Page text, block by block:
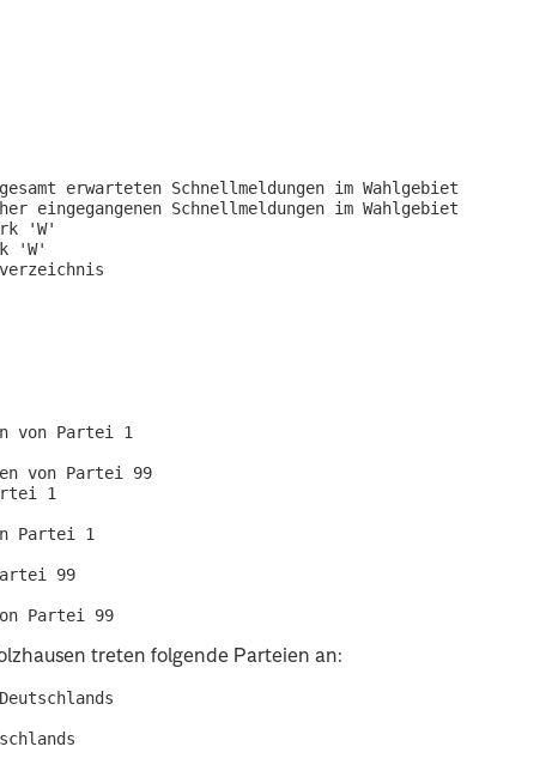
erwarteten Schnellmeldungen im Wahlgebiet
eingegangenen Schnellmeldungen im Wahlgebiet
'W'
'W'
von Partei 1
von Partei 99
1
Partei 1
99
treten folgende Parteien an: